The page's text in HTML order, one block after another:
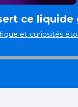
ce liquide
et curiosités